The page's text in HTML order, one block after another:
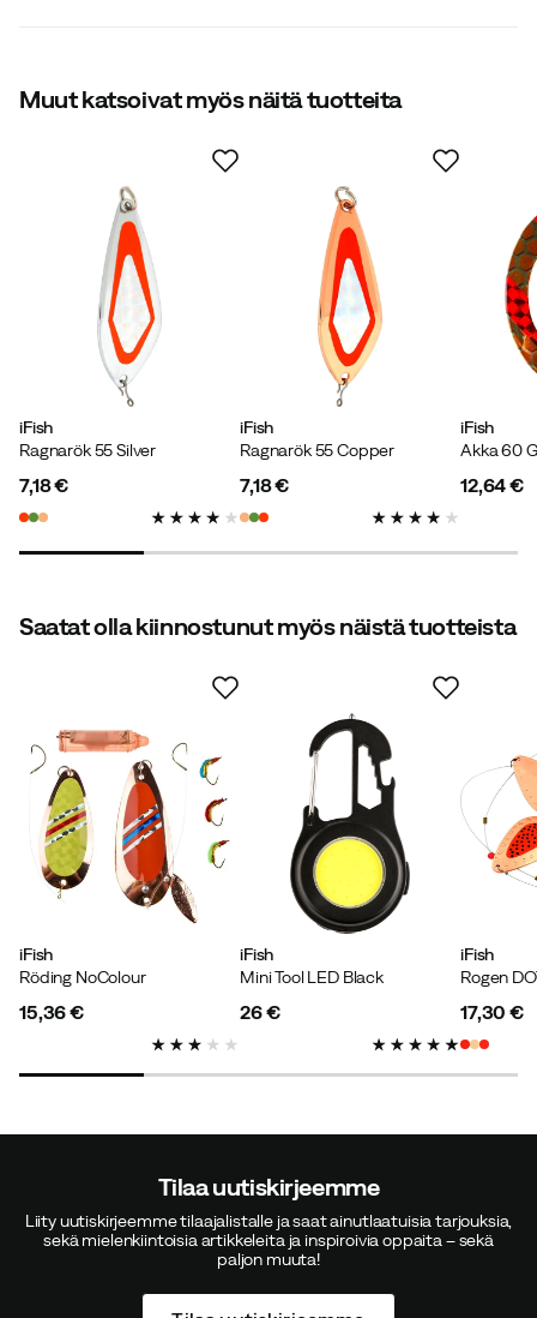
Muut katsoivat myös näitä tuotteita
iFish
Ragnarök 55 Silver
price
7,18 €
iFish
Ragnarök 55 Copper
price
7,18 €
iFish
Akka 60
12,64 €
Saatat olla kiinnostunut myös näistä tuotteista
iFish
Röding NoColour
15,36 €
iFish
Mini Tool LED Black
26 €
iFish
Rogen
price
17,30 €
Tilaa uutiskirjeemme
Liity uutiskirjeemme tilaajalistalle ja saat ainutlaatuisia tarjouksia,
sekä mielenkiintoisia artikkeleita ja inspiroivia oppaita – sekä
paljon muuta!